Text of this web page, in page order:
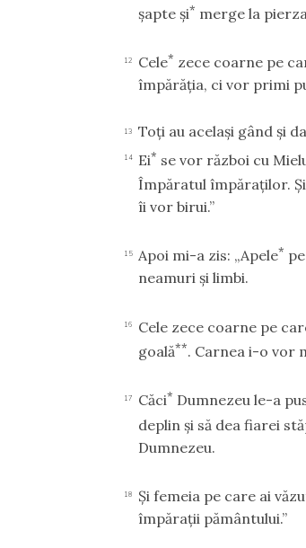
şapte şi* merge la
12 Cele* zece coarne pe
împărăţia, ci vor primi
13 Toţi au acelaşi gând şi
14 Ei* se vor război cu
Împăratul împăraţilor. Şi
îi vor birui.”
15 Apoi mi-a zis: „Apele*
neamuri şi limbi.
16 Cele zece coarne pe
goală**. Carnea i-o vor
17 Căci* Dumnezeu le-a
deplin şi să dea fiarei
Dumnezeu.
18 Şi femeia pe care ai
împăraţii pământului.”